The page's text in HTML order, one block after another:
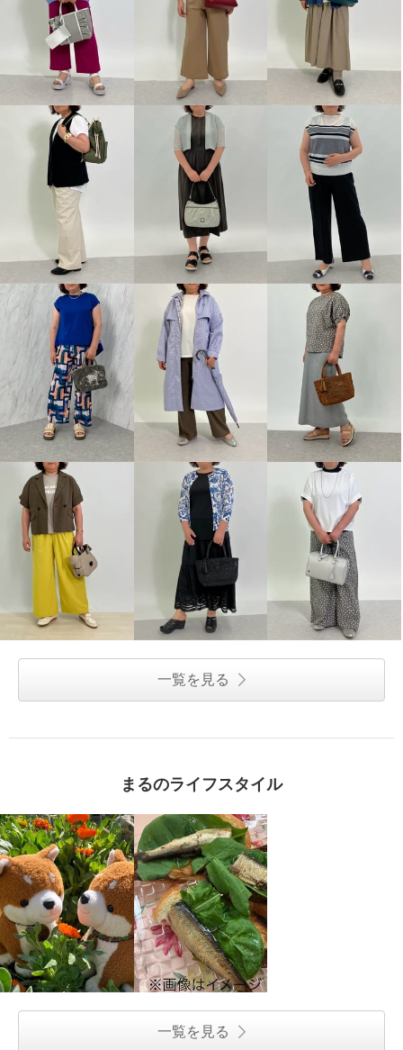
一覧を見る
まるのライフスタイル
一覧を見る